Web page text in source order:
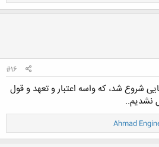
#16
شروع شد، که واسه اعتبار و تعهد و قول
نشدیم..
Ahmad